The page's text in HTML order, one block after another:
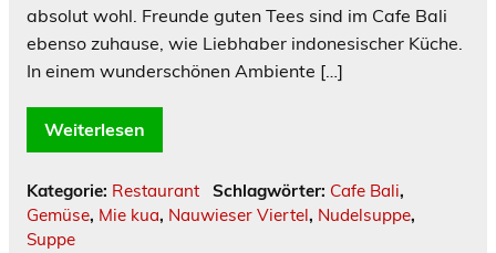
absolut wohl. Freunde guten Tees sind im Cafe Bali
ebenso zuhause, wie Liebhaber indonesischer Küche.
In einem wunderschönen Ambiente […]
Weiterlesen
Kategorie: Restaurant Schlagwörter: Cafe Bali,
Gemüse, Mie kua, Nauwieser Viertel, Nudelsuppe,
Suppe